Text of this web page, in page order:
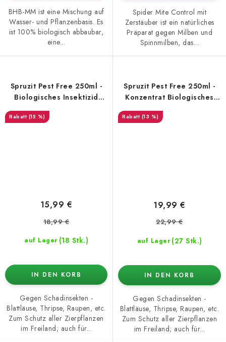
BHB-MM ist eine Mischung auf
Wasser- und Pflanzenbasis. Es
ist 100% biologisch abbaubar,
eine...
Spider Mite Control mit
Zerstäuber ist ein natürliches
Präparat gegen Milben und
Spinnmilben, das...
Spruzit Pest Free 250ml -
Biologisches Insektizid
(15 %)
auf Lager (18 Stk.)
15,99 €
18,99 €
IN DEN KORB
Gegen Schadinsekten -
Blattläuse, Thripse, Raupen, etc.
Zum Schutz aller Zierpflanzen
im Freiland; auch für...
Spruzit Pest Free 250ml -
Konzentrat Biologisches
(13 %)
auf Lager (27 Stk.)
19,99 €
22,99 €
IN DEN KORB
Gegen Schadinsekten -
Blattläuse, Thripse, Raupen, etc.
Zum Schutz aller Zierpflanzen
im Freiland; auch für...